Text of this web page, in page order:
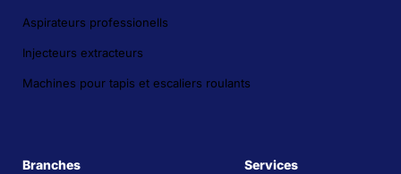
Aspirateurs professionells
Injecteurs extracteurs
Machines pour tapis et escaliers roulants
Branches Services